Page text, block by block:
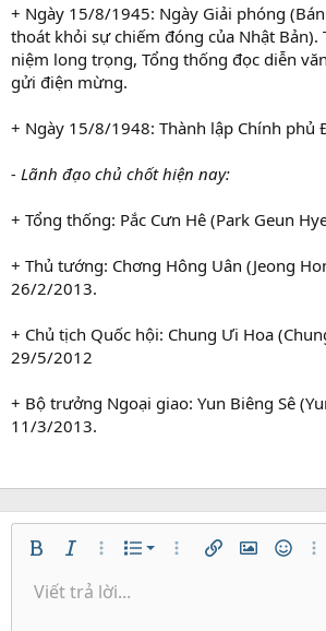
+ Ngày 15/8/1945: Ngày Giải phóng
thoát khỏi sự chiếm đóng của Nhật Bản).
niệm long trọng, Tổng thống đọc diễn
gửi điện mừng.
+ Ngày 15/8/1948: Thành lập Chính phủ
- Lãnh đạo chủ chốt hiện nay:
+ Tổng thống: Pắc Cưn Hê (Park Geun
+ Thủ tướng: Chơng Hông Uân (Jeong
26/2/2013.
+ Chủ tịch Quốc hội: Chung Ưi Hoa
29/5/2012
+ Bộ trưởng Ngoại giao: Yun Biêng Sê
11/3/2013.
Bold In nghiêng
Thêm tùy chọn…
Danh sáchDanh sách có thứ tự
Thêm tùy chọn…
Chèn liên kết
Chèn hình
Mặt cười
Kích thước
9
Màu chữPhông chữ
Căn lề
Căn trái
Paragraph format
Normal
Trích dẫn
MediaInsert tableInsert horizontal line
RedoToggle BB code
Xóa định dạng
Bản thảo
Viết trả lời...